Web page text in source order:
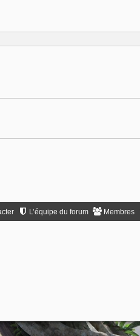
Membres
L’équipe du forum